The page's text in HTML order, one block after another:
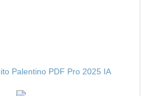
Palentino PDF Pro 2025 IA